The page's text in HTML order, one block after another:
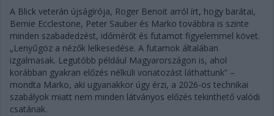
A Blick veterán újságírója, Roger Benoit arról írt, hogy barátai,
Bernie Ecclestone, Peter Sauber és Marko továbbra is szinte
minden szabadedzést, időmérőt és futamot figyelemmel követ.
„Lenyűgöz a nézők lelkesedése. A futamok általában
izgalmasak. Legutóbb például Magyarországon is, ahol
korábban gyakran előzés nélküli vonatozást láthattunk” –
mondta Marko, aki ugyanakkor úgy érzi, a 2026-os technikai
szabályok miatt nem minden látványos előzés tekinthető valódi
csatának.